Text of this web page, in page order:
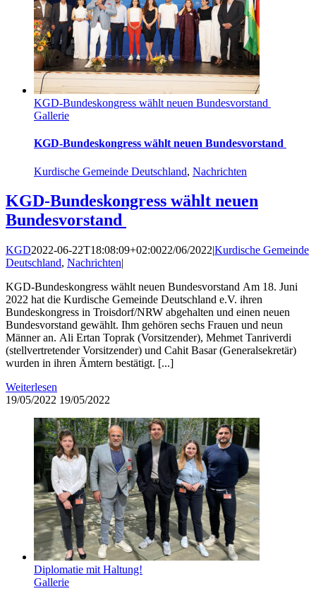
KGD-Bundeskongress wählt neuen Bundesvorstand
Gallerie
KGD-Bundeskongress wählt neuen Bundesvorstand
Kurdische Gemeinde Deutschland, Nachrichten
KGD-Bundeskongress wählt neuen
Bundesvorstand
KGD2022-06-22T18:08:09+02:0022/06/2022|Kurdische Gemeinde
Deutschland, Nachrichten|
KGD-Bundeskongress wählt neuen Bundesvorstand Am 18. Juni
2022 hat die Kurdische Gemeinde Deutschland e.V. ihren
Bundeskongress in Troisdorf/NRW abgehalten und einen neuen
Bundesvorstand gewählt. Ihm gehören sechs Frauen und neun
Männer an. Ali Ertan Toprak (Vorsitzender), Mehmet Tanriverdi
(stellvertretender Vorsitzender) und Cahit Basar (Generalsekretär)
wurden in ihren Ämtern bestätigt. [...]
Weiterlesen
19/05/2022 19/05/2022
Diplomatie mit Haltung!
Gallerie